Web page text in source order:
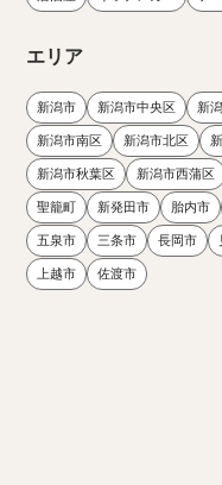
エリア
新潟市 新潟市中央区 新
新潟市南区 新潟市北区
新潟市秋葉区 新潟市西蒲区
聖籠町 新発田市 胎内市
五泉市 三条市 長岡市
上越市 佐渡市